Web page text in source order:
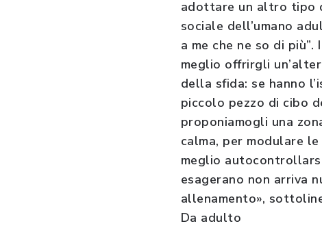
adottare un altro tipo
sociale dell’umano
a me che ne so di
meglio offrirgli
della sfida: se hanno
piccolo pezzo di cibo
proponiamogli una
calma, per modulare
meglio
esagerano non arriva
allenamento»,
Da adulto